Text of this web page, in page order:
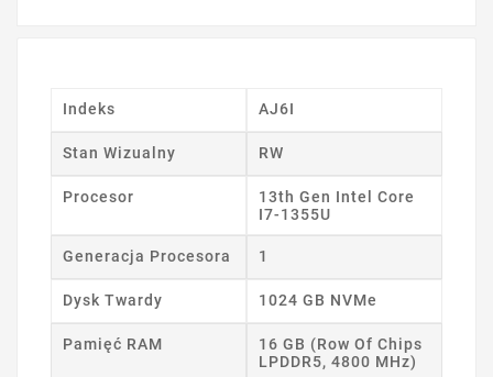
Indeks AJ6I
Stan Wizualny RW
Procesor
13th Gen Intel Core
I7-1355U
Generacja Procesora 1
Dysk Twardy 1024 GB NVMe
Pamięć RAM
16 GB (Row Of Chips
LPDDR5, 4800 MHz)